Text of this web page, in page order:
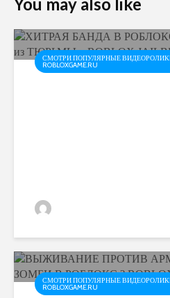
СМОТРИ ПОПУЛЯРНЫЕ
ROBLOXGAME.RU
СМОТРИ ПОПУЛЯРНЫЕ
ROBLOXGAME.RU